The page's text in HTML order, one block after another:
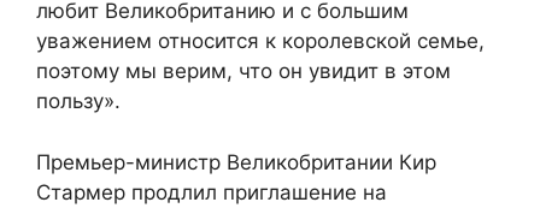
любит Великобританию и с большим
уважением относится к королевской семье,
поэтому мы верим, что он увидит в этом
пользу».
Премьер-министр Великобритании Кир
Стармер продлил приглашение на